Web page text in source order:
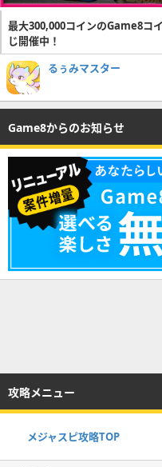
最大300,000コインのGame8コ
じ開催中！
るぅみマスター
Game8からのお知らせ
攻略メニュー
メジャスピ攻略TOP